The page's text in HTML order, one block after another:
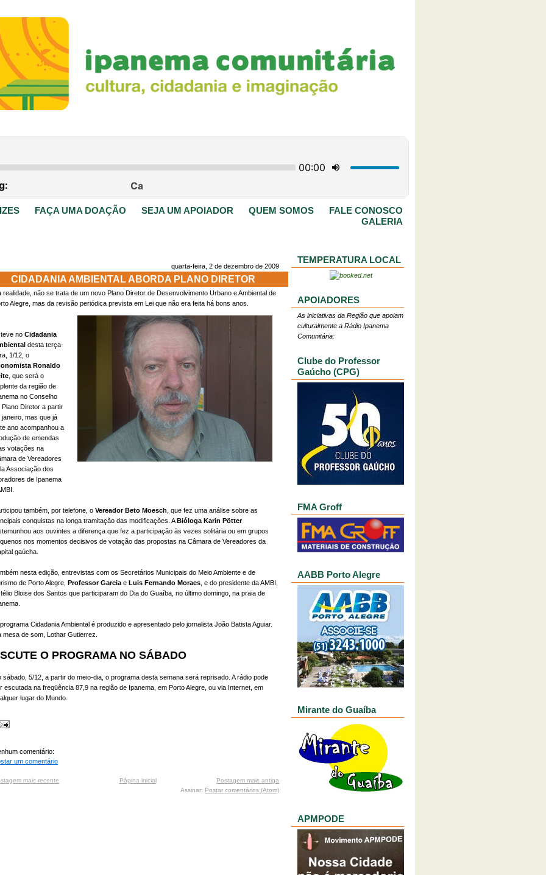
FAÇA UMA DOAÇÃO SEJA UM APOIADOR QUEM SOMOS
FALE CONOSCO
GALERIA
quarta-feira, 2 de dezembro de 2009
CIDADANIA AMBIENTAL ABORDA PLANO DIRETOR
realidade, não se trata de um novo Plano Diretor de Desenvolvimento Urbano e Ambiental de
Alegre, mas da revisão periódica prevista em Lei que não era feita há bons anos.
no Cidadania
desta terça-
1/12, o
Ronaldo
, que será o
da região de
no Conselho
Plano Diretor a partir
janeiro, mas que já
ano acompanhou a
de emendas
votações na
de Vereadores
Associação dos
de Ipanema
também, por telefone, o Vereador Beto Moesch , que fez uma análise sobre as
conquistas na longa tramitação das modificações. ABióloga Karin Pötter
aos ouvintes a diferença que fez a participação às vezes solitária ou em grupos
nos momentos decisivos de votação das propostas na Câmara de Vereadores da
gaúcha.
nesta edição, entrevistas com os Secretários Municipais do Meio Ambiente e de
de Porto Alegre, Professor Garcia e Luis Fernando Moraes , e do presidente da AMBI,
Bloise dos Santos que participaram do Dia do Guaíba, no último domingo, na praia de
Cidadania Ambiental é produzido e apresentado pelo jornalista João Batista Aguiar.
mesa de som, Lothar Gutierrez.
O PROGRAMA NO SÁBADO
sábado, 5/12, a partir do meio-dia, o programa desta semana será reprisado. A rádio pode
escutada na freqüência 87,9 na região de Ipanema, em Porto Alegre, ou via Internet, em
lugar do Mundo.
comentário:
um comentário
mais recente Postagem mais antiga
Página inicial
Assinar: Postar comentários (Atom)
TEMPERATURA LOCAL
APOIADORES
As iniciativas da Região que apoiam
culturalmente a Rádio Ipanema
Comunitária:
Clube do Professor
Gaúcho (CPG)
FMA Groff
AABB Porto Alegre
Mirante do Guaíba
APMPODE